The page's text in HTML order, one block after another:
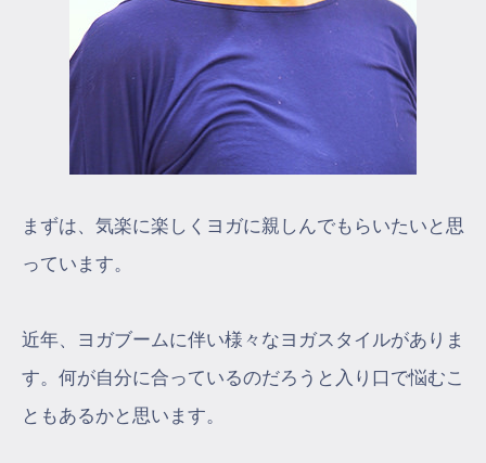
まずは、気楽に楽しくヨガに親しんでもらいたいと思
っています。
近年、ヨガブームに伴い様々なヨガスタイルがありま
す。何が自分に合っているのだろうと入り口で悩むこ
ともあるかと思います。